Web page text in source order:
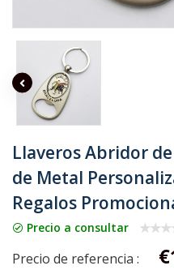
Llaveros Abridor
de Metal
Regalos
Precio a consultar
Precio de referencia :